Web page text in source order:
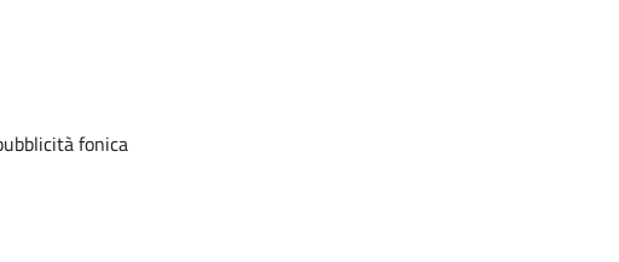
fonica